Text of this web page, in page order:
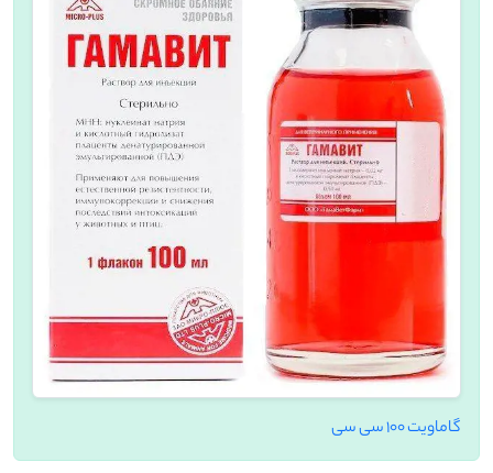
گاماویت 100 سی سی